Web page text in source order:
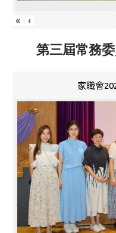
« ‹
第三屆常務
家職會